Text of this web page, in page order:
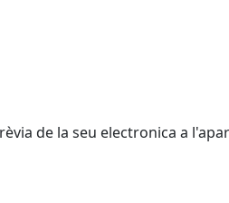
de la seu electronica a